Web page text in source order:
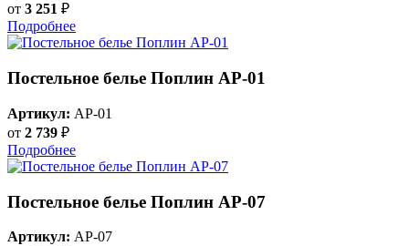
от 3 251 ₽
Подробнее
Постельное белье Поплин AP-01
Артикул: AP-01
от 2 739 ₽
Подробнее
Постельное белье Поплин AP-07
Артикул: AP-07